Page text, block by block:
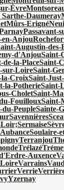
Èvre
Daumeray
Mûrs-Erigné
Passavant-
Anjou
Augustin-des-
d'AnjouSaint-
de-la-PlaceSaint-
sur-LoireSaint-
la-CroixSaint-
la-PotherieSaint-
CholetSaint-
FouillouxSaint-
PeupleSainte-
Savennières
Loir;Sermaise
Soulaire-
Terranjou
Trélazé
Auxence
Varrains
Verrie
Yzernay